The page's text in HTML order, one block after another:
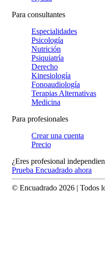
Para consultantes
Especialidades
Psicología
Nutrición
Psiquiatría
Derecho
Kinesiología
Fonoaudiología
Terapias Alternativas
Medicina
Para profesionales
Crear una cuenta
Precio
¿Eres profesional
Prueba Encuadrado ahora
© Encuadrado 2026 | Todos